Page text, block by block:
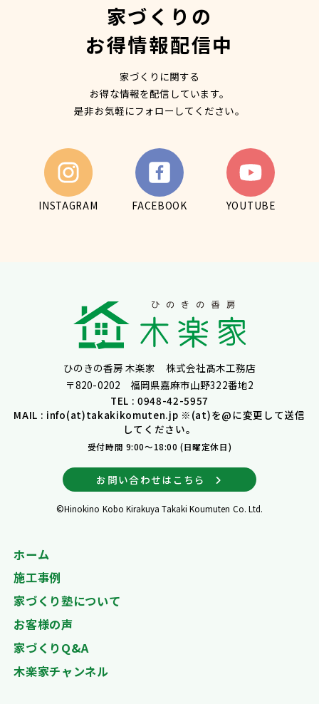
家づくりの
お得情報配信中
家づくりに関する
お得な情報を配信しています。
是非お気軽にフォローしてください。
INSTAGRAM FACEBOOK YOUTUBE
ひのきの香房 木楽家 株式会社髙木工務店
〒820-0202 福岡県嘉麻市山野322番地2
TEL : 0948-42-5957
MAIL : info(at)takakikomuten.jp ※(at)を@に変更して送信
してください。
受付時間 9:00～18:00 (日曜定休日)
お問い合わせはこちら
©Hinokino Kobo Kirakuya Takaki Koumuten Co. Ltd.
ホーム
施工事例
家づくり塾について
お客様の声
家づくりQ&A
木楽家チャンネル